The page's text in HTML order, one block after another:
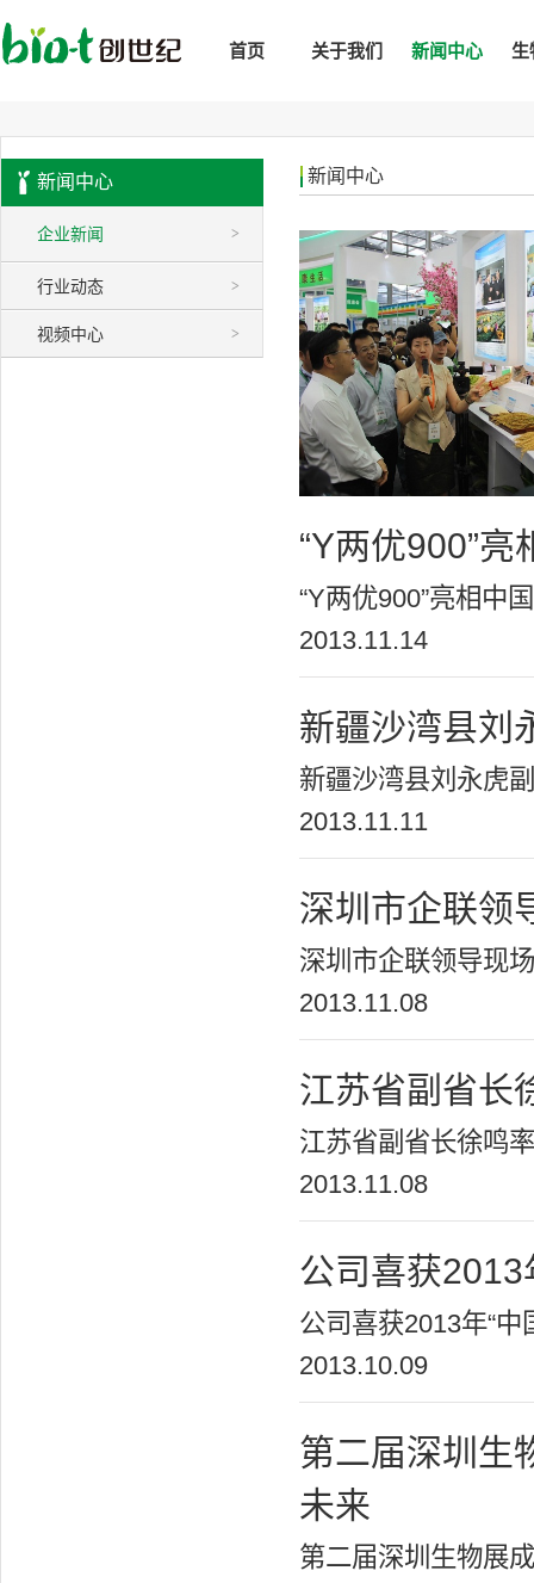
首页 关于我们 新闻中心 生
新闻中心
>
企业新闻
>
行业动态
>
视频中心
新闻中心
“Y两优900”
“Y两优900”亮相中
2013.11.14
新疆沙湾县刘
新疆沙湾县刘永虎
2013.11.11
深圳市企联领
深圳市企联领导现
2013.11.08
江苏省副省长
江苏省副省长徐鸣
2013.11.08
公司喜获2013
公司喜获2013年“
2013.10.09
第二届深圳生
未来
第二届深圳生物展